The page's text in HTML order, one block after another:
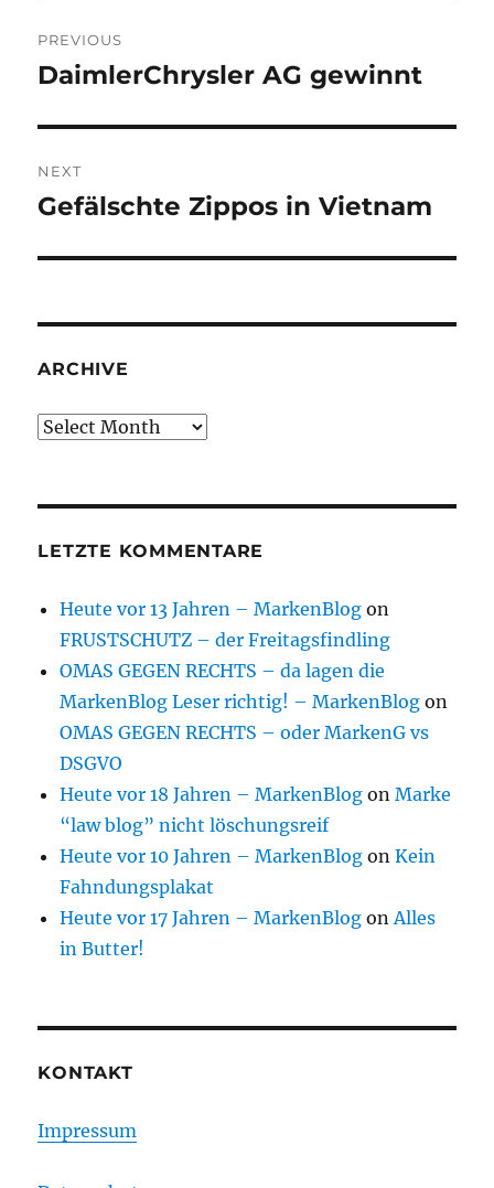
navigation
PREVIOUS
Previous
DaimlerChrysler AG gewinnt
NEXT
Next
Gefälschte Zippos in Vietnam
ARCHIVE
Archive
LETZTE KOMMENTARE
Heute vor 13 Jahren – MarkenBlog on
FRUSTSCHUTZ – der Freitagsfindling
OMAS GEGEN RECHTS – da lagen die
MarkenBlog Leser richtig! – MarkenBlog on
OMAS GEGEN RECHTS – oder MarkenG vs
DSGVO
Heute vor 18 Jahren – MarkenBlog onMarke
“law blog” nicht löschungsreif
Heute vor 10 Jahren – MarkenBlog onKein
Fahndungsplakat
Heute vor 17 Jahren – MarkenBlog on Alles
in Butter!
KONTAKT
Impressum